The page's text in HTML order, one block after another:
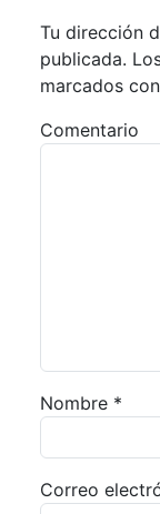
Tu dirección
publicada.
marcados con
Comentario
Nombre *
Correo